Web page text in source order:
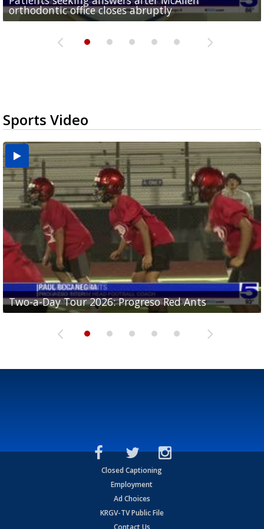
orthodontic office closes abruptly
Rowe...
Pharr...
at annual Technovate conference
Harlingen cancer clinic
Sports Video
Two-a-Day Tour 2026: Progreso Red Ants
Two-a-Day Tour 2026: Donna Redskins
Two-a-Day Tour 2026: Brownsville Pace Vikings
Two-a-Day Tour 2026: La Joya Coyotes
Two-a-Day Tour 2026: Rio Hondo Bobcats
Closed Captioning
Employment
Ad Choices
KRGV-TV Public File
Contact Us